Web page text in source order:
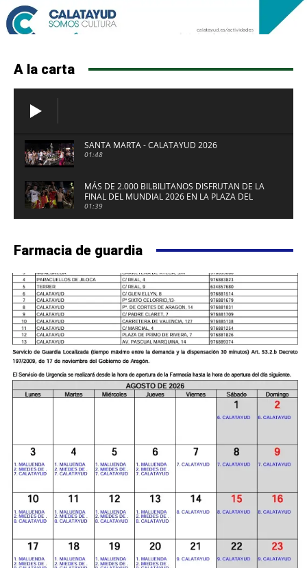
A la carta
SANTA MARTA - CALATAYUD 2026
01:48
MÁS DE 2.000 BILBILITANOS DISFRUTAN DE LA
FINAL DEL MUNDIAL 2026 EN LA PLAZA DEL
FUERTE DE CALATAYUD
01:39
Farmacia de guardia